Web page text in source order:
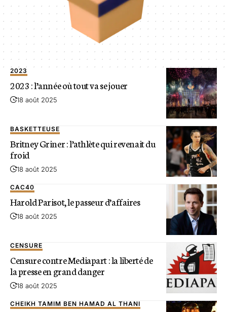
2023
2023 : l’année où tout va se jouer
18 août 2025
BASKETTEUSE
Britney Griner : l’athlète qui revenait du
froid
18 août 2025
CAC40
Harold Parisot, le passeur d’affaires
18 août 2025
CENSURE
Censure contre Mediapart : la liberté de
la presse en grand danger
18 août 2025
CHEIKH TAMIM BEN HAMAD AL THANI